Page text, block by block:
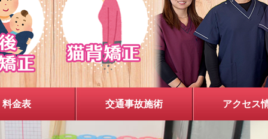
料金表 交通事故施術 アクセス